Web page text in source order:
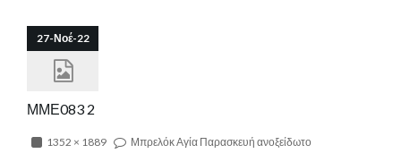
27-Νοέ-22
ΜΜΕ083 2
1352 × 1889 Μπρελόκ Αγία Παρασκευή ανοξείδωτο